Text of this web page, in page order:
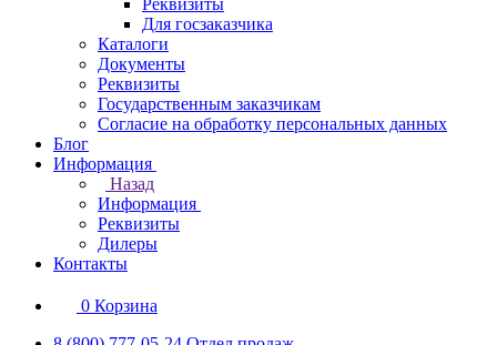
Реквизиты
Для госзаказчика
Каталоги
Документы
Реквизиты
Государственным заказчикам
Согласие на обработку персональных данных
Блог
Информация
Назад
Информация
Реквизиты
Дилеры
Контакты
0 Корзина